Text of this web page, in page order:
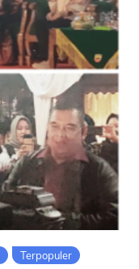
Terpopuler